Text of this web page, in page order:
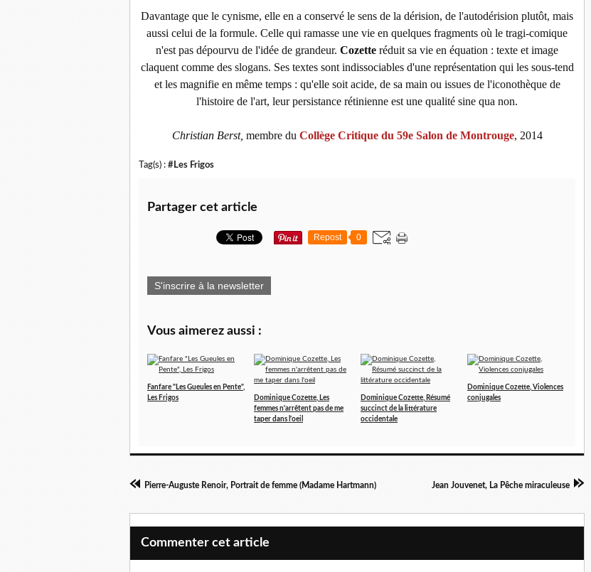
Davantage que le cynisme, elle en a conservé le sens de la dérision, de l'autodérision plutôt, mais
aussi celui de la formule. Celle qui ramasse une vie en quelques fragments où le tragi-comique
n'est pas dépourvu de l'idée de grandeur. Cozette réduit sa vie en équation : texte et image
claquent comme des slogans. Ses textes sont indissociables d'une représentation qui les sous-tend
et les magnifie en même temps : qu'elle soit acide, de sa main ou issues de l'iconothèque de
l'histoire de l'art, leur persistance rétinienne est une qualité sine qua non.
Christian Berst, membre du Collège Critique du 59e Salon de Montrouge, 2014
Tag(s) : #Les Frigos
Partager cet article
Repost 0
S'inscrire à la newsletter
Vous aimerez aussi :
Fanfare "Les Gueules en Pente",
Les Frigos
Dominique Cozette, Les
femmes n'arrêtent pas de me
taper dans l'oeil
Dominique Cozette, Résumé
succinct de la littérature
occidentale
Dominique Cozette, Violences
conjugales
Pierre-Auguste Renoir, Portrait de femme (Madame Hartmann) Jean Jouvenet, La Pêche miraculeuse
Commenter cet article